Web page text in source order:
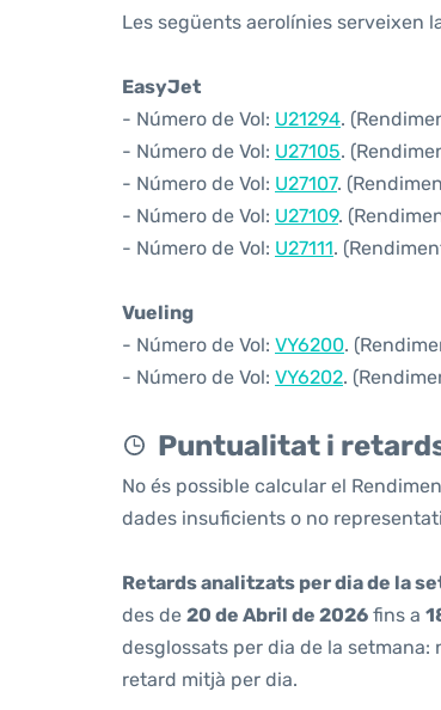
Les següents aerolínies serveixen
EasyJet
- Número de Vol: U21294.
- Número de Vol: U27105.
- Número de Vol: U27107.
- Número de Vol: U27109.
- Número de Vol: U27111.
Vueling
- Número de Vol: VY6200.
- Número de Vol: VY6202.
Puntualitat i
No és possible calcular el
dades insuficients o no
Retards analitzats per dia de la
des de 20 de Abril de 2026 fins a
desglossats per dia de la
retard mitjà per dia.